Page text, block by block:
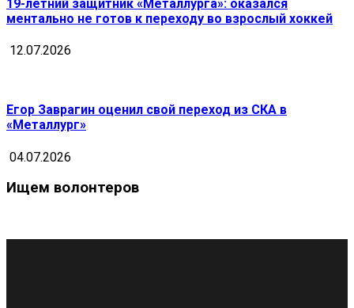
19-летний защитник «Металлурга»: оказался
ментально не готов к переходу во взрослый хоккей
12.07.2026
Егор Заврагин оценил свой переход из СКА в
«Металлург»
04.07.2026
Ищем волонтеров